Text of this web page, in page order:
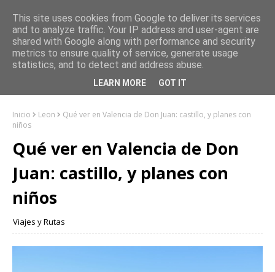
Inicio Leon
Qué ver en Valencia de Don Juan: castillo, y planes con
niños
Qué ver en Valencia de Don
Juan: castillo, y planes con
niños
Viajes y Rutas
This site uses cookies from Google to deliver its services
and to analyze traffic. Your IP address and user-agent are
shared with Google along with performance and security
metrics to ensure quality of service, generate usage
statistics, and to detect and address abuse.
LEARN MORE GOT IT